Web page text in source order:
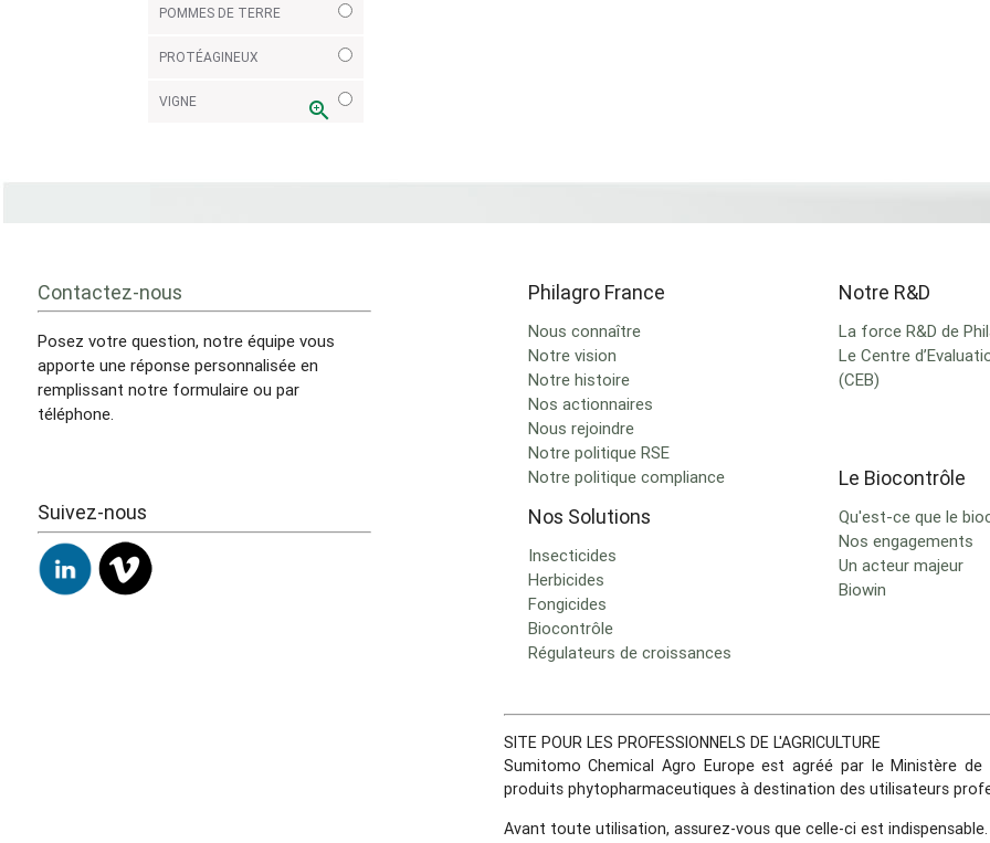
POMMES DE TERRE
PROTÉAGINEUX
VIGNE zoom_in
Contactez-nous
Posez votre question, notre équipe vous
apporte une réponse personnalisée en
remplissant notre formulaire ou par
téléphone.
Suivez-nous
Philagro France
Nous connaître
Notre vision
Notre histoire
Nos actionnaires
Nous rejoindre
Notre politique RSE
Notre politique compliance
Nos Solutions
Insecticides
Herbicides
Fongicides
Biocontrôle
Régulateurs de croissances
Notre R&D
La force R&D de
Le Centre
(CEB)
Le Biocontrôle
Qu'est-ce que le
Nos engagements
Un acteur majeur
Biowin
SITE POUR LES PROFESSIONNELS DE L'AGRICULTURE
Sumitomo Chemical Agro Europe est agréé par le Ministère
produits phytopharmaceutiques à destination des utilisateurs
Avant toute utilisation, assurez-vous que celle-ci est